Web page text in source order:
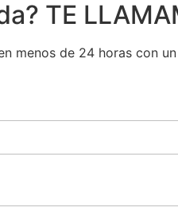
TE
menos de 24 horas con